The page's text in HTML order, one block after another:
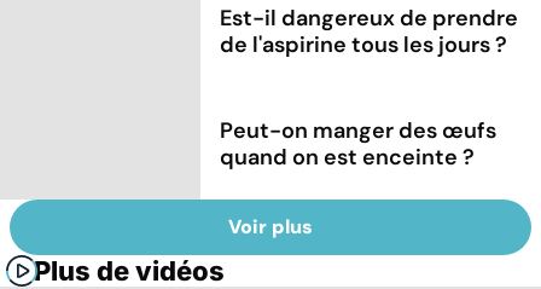
Est-il dangereux de prendre
de l'aspirine tous les jours ?
Peut-on manger des œufs
quand on est enceinte ?
Voir plus
Plus de vidéos